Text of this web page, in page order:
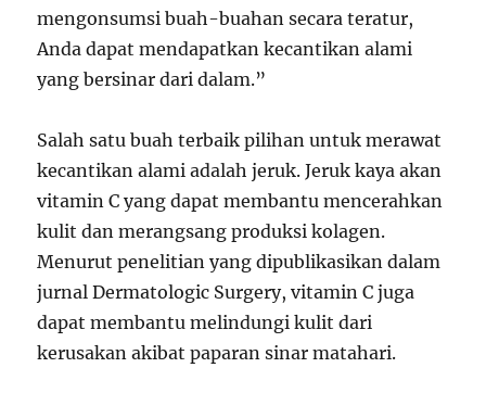
mengonsumsi buah-buahan secara teratur,
Anda dapat mendapatkan kecantikan alami
yang bersinar dari dalam.”
Salah satu buah terbaik pilihan untuk merawat
kecantikan alami adalah jeruk. Jeruk kaya akan
vitamin C yang dapat membantu mencerahkan
kulit dan merangsang produksi kolagen.
Menurut penelitian yang dipublikasikan dalam
jurnal Dermatologic Surgery, vitamin C juga
dapat membantu melindungi kulit dari
kerusakan akibat paparan sinar matahari.